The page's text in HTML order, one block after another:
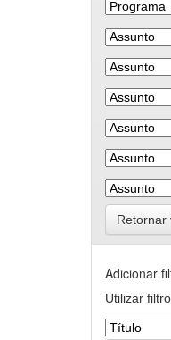
Retornar
Adicionar
Utilizar